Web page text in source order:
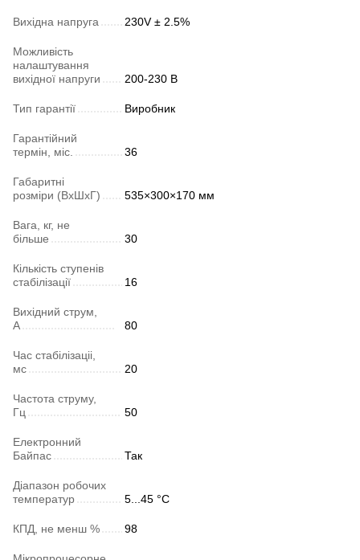
Вихідна напруга 230V ± 2.5%
Можливість
налаштування
вихідної напруги
200-230 В
Тип гарантії Виробник
Гарантійний
термін, міс.
36
Габаритні
розміри (ВхШхГ)
535×300×170 мм
Вага, кг, не
більше
30
Кількість ступенів
стабілізації
16
Вихідний струм,
А
80
Час стабілізаціі,
мс
20
Частота струму,
Гц
50
Електронний
Байпас
Так
Діапазон робочих
температур
5...45 °C
КПД, не менш % 98